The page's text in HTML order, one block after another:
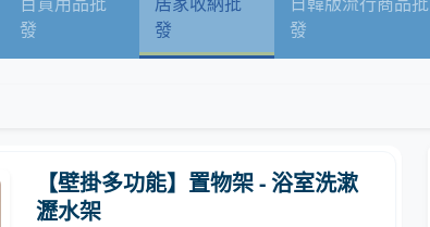
發
發
發
【壁掛多功能】置物架 - 浴室洗漱
瀝水架